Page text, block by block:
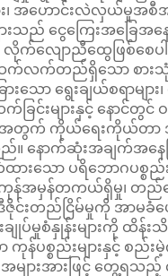
၊ အဟောင်းလဲလှယ်မှုအစီအ
းသည် ငွေကြေးအခြေအန
လိုက်လျောညီထွေဖြစ်စေ
ဆက်လက်တည်ရှိသော စာ
ားသော ရွေးချယ်စရာမျာ
ြင်းများနှင့် နောင်တွင်
တွက် ကိုယ်ရေးကိုယ်တာ အ
ည်။ နောက်ဆုံးအချက်အန
းသော ပရိဘောဂပစ္စည်
န်အမှန်တကယ်ရှိမှု၊ တည်
င်းတည်ငြိမ်မှုကို အာမခံ
ပ်မှုစံနှုန်းများကို ထိန်းသိ
န်ပစ္စည်းများနှင့် စည်း
အများအားဖြင့် တွေ့ရ